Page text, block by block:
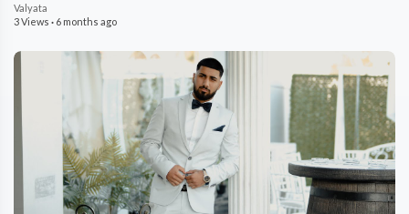
Valyata
3 Views · 6 months ago